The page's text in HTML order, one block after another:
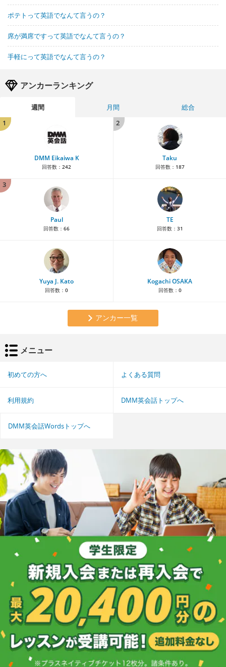
ポテトって英語でなんて言うの？
席が満席ですって英語でなんて言うの？
手軽にって英語でなんて言うの？
アンカーランキング
週間 月間
総合
1
DMM Eikaiwa K
回答数： 242
2
Taku
回答数： 187
3
Paul
回答数： 66
TE
回答数： 31
Yuya J. Kato
回答数： 0
Kogachi OSAKA
回答数： 0
アンカー一覧
メニュー
初めての方へ よくある質問
利用規約 DMM英会話トップへ
DMM英会話Wordsトップへ